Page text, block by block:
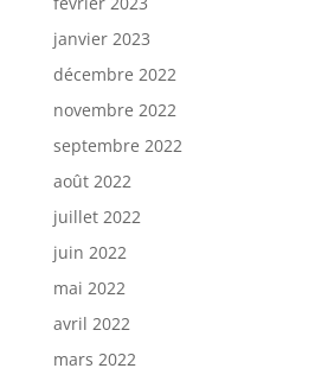
janvier 2023
décembre 2022
novembre 2022
septembre 2022
août 2022
juillet 2022
juin 2022
mai 2022
avril 2022
mars 2022